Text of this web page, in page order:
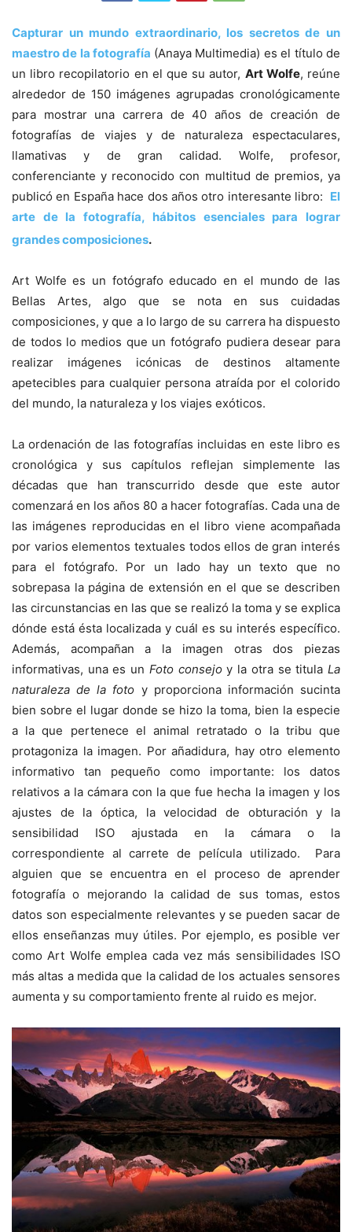
Capturar un mundo extraordinario, los secretos de un
maestro de la fotografía (Anaya Multimedia) es el título de
un libro recopilatorio en el que su autor, Art Wolfe, reúne
alrededor de 150 imágenes agrupadas cronológicamente
para mostrar una carrera de 40 años de creación de
fotografías de viajes y de naturaleza espectaculares,
llamativas y de gran calidad. Wolfe, profesor,
conferenciante y reconocido con multitud de premios, ya
publicó en España hace dos años otro interesante libro: El
arte de la fotografía, hábitos esenciales para lograr
grandes composiciones.
Art Wolfe es un fotógrafo educado en el mundo de las
Bellas Artes, algo que se nota en sus cuidadas
composiciones, y que a lo largo de su carrera ha dispuesto
de todos lo medios que un fotógrafo pudiera desear para
realizar imágenes icónicas de destinos altamente
apetecibles para cualquier persona atraída por el colorido
del mundo, la naturaleza y los viajes exóticos.
La ordenación de las fotografías incluidas en este libro es
cronológica y sus capítulos reflejan simplemente las
décadas que han transcurrido desde que este autor
comenzará en los años 80 a hacer fotografías. Cada una de
las imágenes reproducidas en el libro viene acompañada
por varios elementos textuales todos ellos de gran interés
para el fotógrafo. Por un lado hay un texto que no
sobrepasa la página de extensión en el que se describen
las circunstancias en las que se realizó la toma y se explica
dónde está ésta localizada y cuál es su interés específico.
Además, acompañan a la imagen otras dos piezas
informativas, una es un Foto consejoy la otra se titulaLa
naturaleza de la foto y proporciona información sucinta
bien sobre el lugar donde se hizo la toma, bien la especie
a la que pertenece el animal retratado o la tribu que
protagoniza la imagen. Por añadidura, hay otro elemento
informativo tan pequeño como importante: los datos
relativos a la cámara con la que fue hecha la imagen y los
ajustes de la óptica, la velocidad de obturación y la
sensibilidad ISO ajustada en la cámara o la
correspondiente al carrete de película utilizado. Para
alguien que se encuentra en el proceso de aprender
fotografía o mejorando la calidad de sus tomas, estos
datos son especialmente relevantes y se pueden sacar de
ellos enseñanzas muy útiles. Por ejemplo, es posible ver
como Art Wolfe emplea cada vez más sensibilidades ISO
más altas a medida que la calidad de los actuales sensores
aumenta y su comportamiento frente al ruido es mejor.